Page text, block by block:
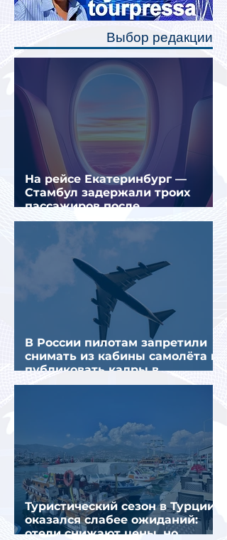
позволят пассажирам закрыть свою
полку во время сна или отдыха,
Выбор редакции
На рейсе Екатеринбург —
Стамбул задержали троих
пассажиров после
предполагаемой серии краж
В России пилотам запретили
снимать из кабины самолёта и
публиковать кадры в
интернете
Туристический сезон в Турции
оказался слабее ожиданий:
отели снижают цены, но